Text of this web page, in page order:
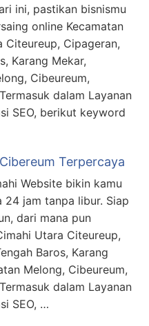
ini, pastikan bisnismu
online Kecamatan
Citeureup, Cipageran,
Karang Mekar,
Cibeureum,
dalam Layanan
SEO, berikut keyword
Terpercaya
Website bikin kamu
jam tanpa libur. Siap
dari mana pun
Utara Citeureup,
Baros, Karang
Melong, Cibeureum,
dalam Layanan
SEO, …